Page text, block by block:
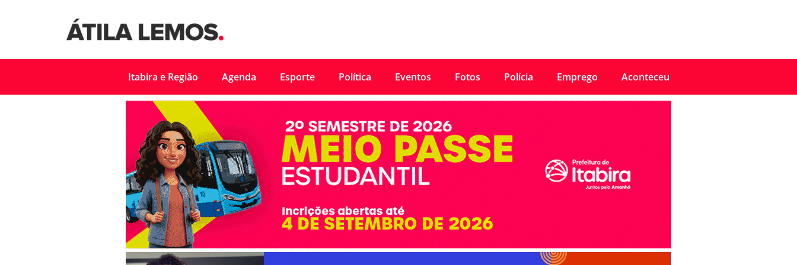
Itabira e Região Agenda Esporte Política Eventos Fotos Polícia Emprego Aconteceu